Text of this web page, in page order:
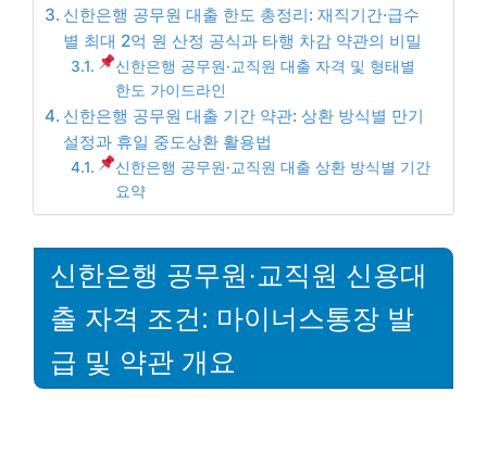
신한은행 공무원 대출 한도 총정리: 재직기간·급수
별 최대 2억 원 산정 공식과 타행 차감 약관의 비밀
신한은행 공무원·교직원 대출 자격 및 형태별
한도 가이드라인
신한은행 공무원 대출 기간 약관: 상환 방식별 만기
설정과 휴일 중도상환 활용법
신한은행 공무원·교직원 대출 상환 방식별 기간
요약
신한은행 공무원·교직원 신용대
출 자격 조건: 마이너스통장 발
급 및 약관 개요